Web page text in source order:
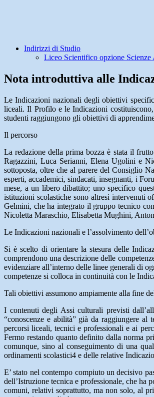
Indirizzi di Studio
Liceo Scientifico opzione Scienze
Nota introduttiva alle
Le Indicazioni nazionali degli obiettivi
liceali. Il Profilo e le Indicazioni
studenti raggiungono gli obiettivi di
Il percorso
La redazione della prima bozza è stata il
Ragazzini, Luca Serianni, Elena Ugolini e
sottoposta, oltre che al parere del Consiglio
esperti, accademici, sindacati, insegnanti, i
mese, a un libero dibattito; uno specifico
istituzioni scolastiche sono altresì intervenuti
Gelmini, che ha integrato il gruppo tecnico
Nicoletta Maraschio, Elisabetta Mughini,
Le Indicazioni nazionali e l’assolvimento
Si è scelto di orientare la stesura delle
comprendono una descrizione delle
evidenziare all’interno delle linee generali di
competenze si colloca in continuità con le
Tali obiettivi assumono ampiamente alla fine
I contenuti degli Assi culturali previsti
“conoscenze e abilità” già da raggiungere
percorsi liceali, tecnici e professionali e ai
Fermo restando quanto definito dalla norma
comunque, sino al conseguimento di una
ordinamenti scolastici4 e delle relative
E’ stato nel contempo compiuto un decisivo
dell’Istruzione tecnica e professionale, che ha
comuni, relativi soprattutto, ma non solo, al